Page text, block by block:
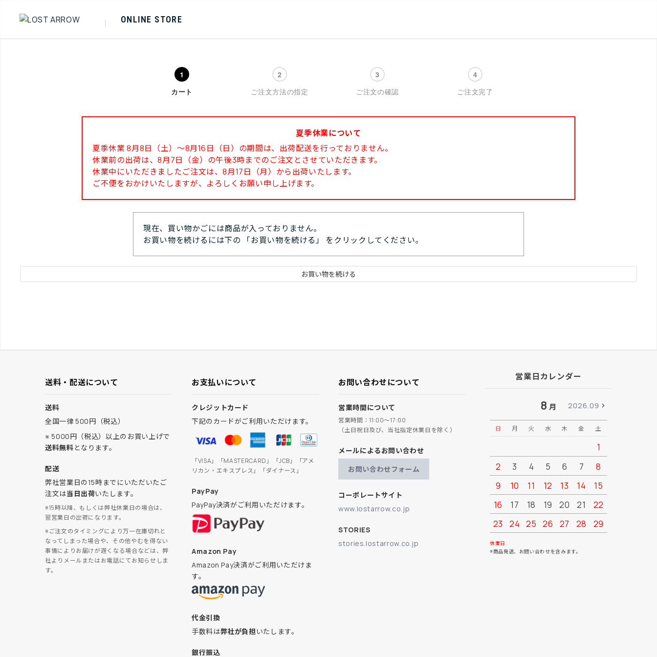
ONLINE STORE
カート ご注文方法の指定 ご注文の確認 ご注文完了
夏季休業について
夏季休業 8月8日（土）～8月16日（日）の期間は、出荷配送を行っておりません。
休業前の出荷は、8月7日（金）の午後3時までのご注文とさせていただきます。
休業中にいただきましたご注文は、8月17日（月）から出荷いたします。
ご不便をおかけいたしますが、よろしくお願い申し上げます。
現在、買い物かごには商品が入っておりません。
お買い物を続けるには下の 「お買い物を続ける」 をクリックしてください。
送料・配送について
送料
全国一律 500円（税込）
※ 5000円（税込）以上のお買い上げで
送料無料となります。
配送
弊社営業日の15時までにいただいたご
注文は当日出荷いたします。
※15時以降、もしくは弊社休業日の場合は、
翌営業日の出荷になります。
※ご注文のタイミングにより万一在庫切れと
なってしまった場合や、その他やむを得ない
事情によりお届けが遅くなる場合などは、弊
社よりメールまたはお電話にてお知らせしま
す。
お支払いについて
クレジットカード
下記のカードがご利用いただけます。
「VISA」「MASTERCARD」「JCB」「アメ
リカン・エキスプレス」「ダイナース」
PayPay
PayPay決済がご利用いただけます。
Amazon Pay
Amazon Pay決済がご利用いただけま
す。
代金引換
手数料は弊社が負担いたします。
銀行振込
お問い合わせについて
営業時間について
営業時間：11:00～17:00
（土日祝日及び、当社指定休業日を除く）
メールによるお問い合わせ
お問い合わせフォーム
コーポレートサイト
www.lostarrow.co.jp
STORIES
stories.lostarrow.co.jp
営業日カレンダー
8 月 2026.09
日 月 火 水 木 金 土
1
2
3 4 5 6 7
8
9
10 11 12 13 14
15
16
17 18 19 20 21
22
23
24 25 26 27 28
29
30
休業日
※商品発送、お問い合わせを含みます。